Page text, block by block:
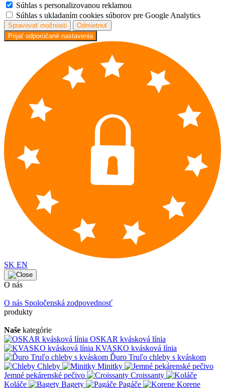
Súhlas s personalizovanou reklamou
Súhlas s ukladaním cookies súborov pre Google Analytics
Spravovať možnosti
Odmietnuť
Prijať odporúčané nastavenia
SK EN
O nás
O nás Spoločenská zodpovednosť
produkty
Naše kategórie
OSKAR kvásková línia
KVASKO kvásková línia
Ďuro Truľo chleby s kváskom
Chleby
Minitky
Jemné pekárenské pečivo
Croissanty
Koláče
Bagety Pagáče Korene